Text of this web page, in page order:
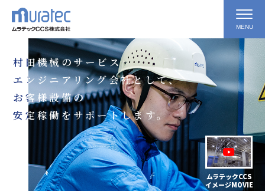
MENU
村田機械のサービス
エンジニアリング会社として、
お客様設備の
安定稼働をサポートします。
村田機械のサービス
エンジニアリング会社として、
お客様設備の
安定稼働をサポートします。
ムラテックCCS
イメージMOVIE